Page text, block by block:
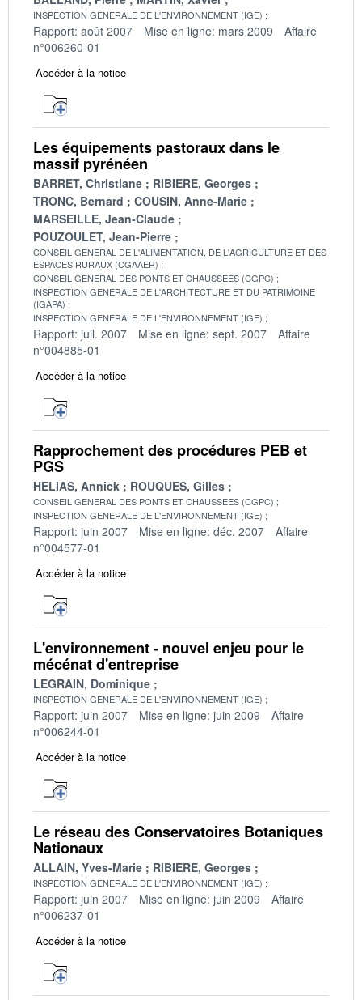
INSPECTION GENERALE DE L'ENVIRONNEMENT (IGE)
Rapport: août 2007 Mise en ligne: mars 2009
Affaire
n°006260-01
Accéder à la notice
Les équipements pastoraux dans le
massif pyrénéen
BARRET, Christiane
RIBIERE, Georges
TRONC, Bernard
COUSIN, Anne-Marie
MARSEILLE, Jean-Claude
POUZOULET, Jean-Pierre
CONSEIL GENERAL DE L'ALIMENTATION, DE L'AGRICULTURE ET DES
ESPACES RURAUX (CGAAER)
CONSEIL GENERAL DES PONTS ET CHAUSSEES (CGPC)
INSPECTION GENERALE DE L'ARCHITECTURE ET DU PATRIMOINE
(IGAPA)
INSPECTION GENERALE DE L'ENVIRONNEMENT (IGE)
Rapport: juil. 2007 Mise en ligne: sept. 2007
Affaire
n°004885-01
Accéder à la notice
Rapprochement des procédures PEB et
PGS
HELIAS, Annick ROUQUES, Gilles
CONSEIL GENERAL DES PONTS ET CHAUSSEES (CGPC)
INSPECTION GENERALE DE L'ENVIRONNEMENT (IGE)
Rapport: juin 2007 Mise en ligne: déc. 2007
Affaire
n°004577-01
Accéder à la notice
L'environnement - nouvel enjeu pour le
mécénat d'entreprise
LEGRAIN, Dominique
INSPECTION GENERALE DE L'ENVIRONNEMENT (IGE)
Rapport: juin 2007 Mise en ligne: juin 2009
Affaire
n°006244-01
Accéder à la notice
Le réseau des Conservatoires Botaniques
Nationaux
ALLAIN, Yves-Marie RIBIERE, Georges
INSPECTION GENERALE DE L'ENVIRONNEMENT (IGE)
Rapport: juin 2007 Mise en ligne: juin 2009
Affaire
n°006237-01
Accéder à la notice